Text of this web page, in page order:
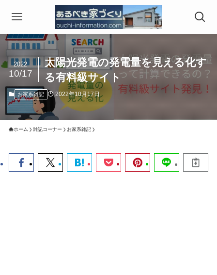
太陽光発電の発電量を見える化す
る有料級サイト
2022
10/17
お家系雑記 2022年10月17日
ホーム 雑記コーナー お家系雑記